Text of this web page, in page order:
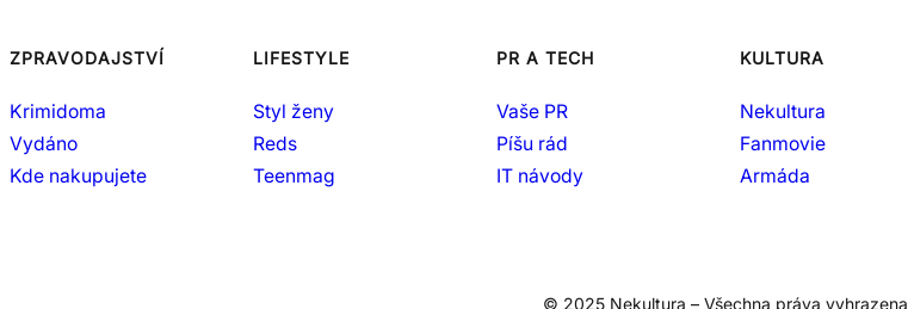
ZPRAVODAJSTVÍ
Krimidoma
Vydáno
Kde nakupujete
LIFESTYLE
Styl ženy
Reds
Teenmag
PR A TECH
Vaše PR
Píšu rád
IT návody
KULTURA
Nekultura
Fanmovie
Armáda
© 2025 Nekultura – Všechna práva vyhrazena